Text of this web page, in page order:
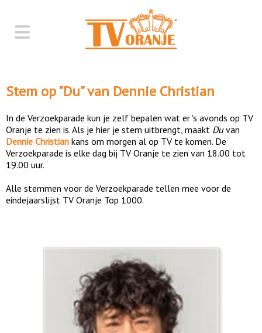
Stem op "Du" van Dennie Christian
In de Verzoekparade kun je zelf bepalen wat er 's avonds op TV
Oranje te zien is. Als je hier je stem uitbrengt, maakt Duvan
Dennie Christian kans om morgen al op TV te komen. De
Verzoekparade is elke dag bij TV Oranje te zien van 18.00 tot
19.00 uur.
Alle stemmen voor de Verzoekparade tellen mee voor de
eindejaarslijst TV Oranje Top 1000.